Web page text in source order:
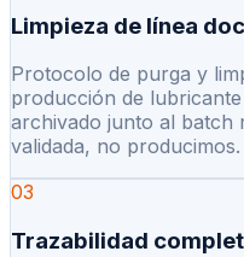
Limpieza de línea
Protocolo de purga y
producción de
archivado junto al batch
validada, no producimos.
03
Trazabilidad